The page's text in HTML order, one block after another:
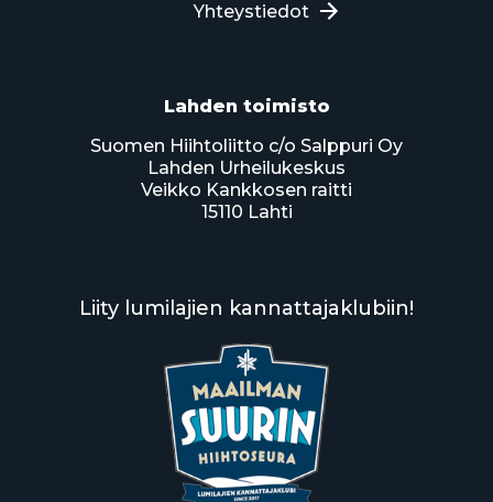
Yhteystiedot
Lahden toimisto
Suomen Hiihtoliitto c/o Salppuri Oy
Lahden Urheilukeskus
Veikko Kankkosen raitti
15110 Lahti
Liity lumilajien kannattajaklubiin!